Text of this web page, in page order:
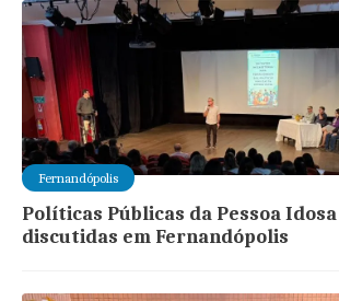
Fernandópolis
Políticas Públicas da Pessoa
discutidas em Fernandópolis